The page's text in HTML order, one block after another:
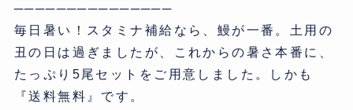
───────────────
毎日暑い！スタミナ補給なら、鰻が一番。土用の
丑の日は過ぎましたが、これからの暑さ本番に、
たっぷり5尾セットをご用意しました。しかも
『送料無料』です。